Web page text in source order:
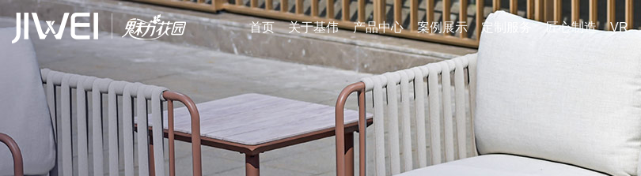
首页 关于基伟 产品中心 案例展示 定制服务 匠心制造 VR